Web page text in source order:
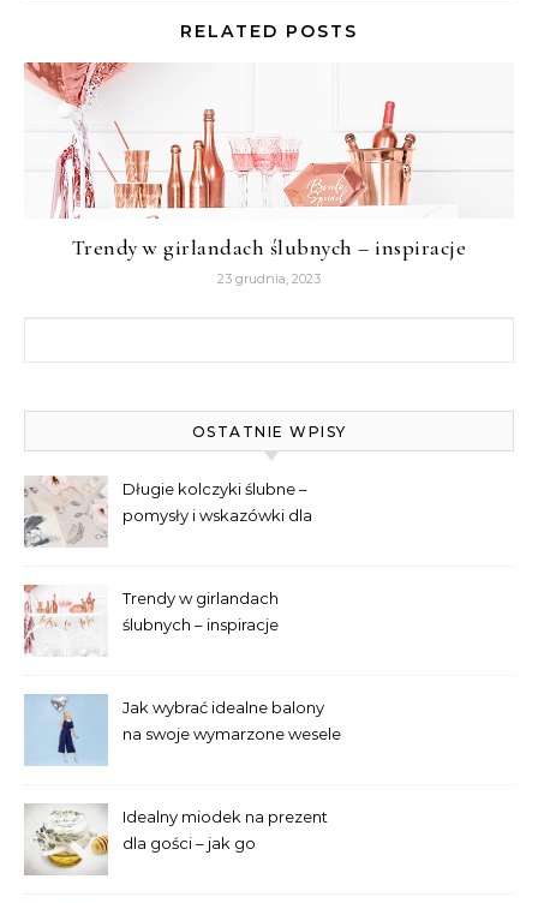
RELATED POSTS
Trendy w girlandach ślubnych – inspiracje
23 grudnia, 2023
OSTATNIE WPISY
Długie kolczyki ślubne –
pomysły i wskazówki dla
Trendy w girlandach
ślubnych – inspiracje
Jak wybrać idealne balony
na swoje wymarzone wesele
Idealny miodek na prezent
dla gości – jak go